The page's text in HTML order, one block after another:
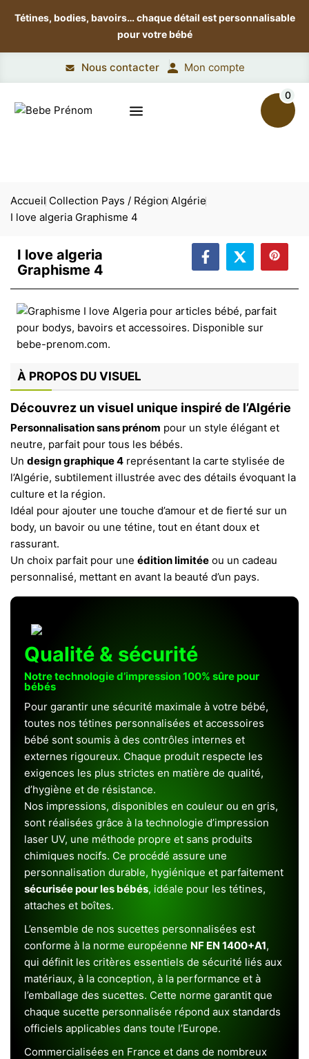
Tétines, bodies, bavoirs…chaque détail est personnalisable
pour votre bébé
Nous contacter Mon compte
0
Accueil Collection Pays / Région Algérie
I love algeria Graphisme 4
I love algeria
Graphisme 4
À PROPOS DU VISUEL
Découvrez un visuel unique inspiré de l’Algérie
Personnalisation sans prénom pour un style élégant et
neutre, parfait pour tous les bébés.
Un design graphique 4 représentant la carte stylisée de
l’Algérie, subtilement illustrée avec des détails évoquant la
culture et la région.
Idéal pour ajouter une touche d’amour et de fierté sur un
body, un bavoir ou une tétine, tout en étant doux et
rassurant.
Un choix parfait pour une édition limitée ou un cadeau
personnalisé, mettant en avant la beauté d’un pays.
Qualité & sécurité
Notre technologie d’impression 100% sûre pour
bébés
Pour garantir une sécurité maximale à votre bébé,
toutes nos tétines personnalisées et accessoires
bébé sont soumis à des contrôles internes et
externes rigoureux. Chaque produit respecte les
exigences les plus strictes en matière de qualité,
d’hygiène et de résistance.
Nos impressions, disponibles en couleur ou en gris,
sont réalisées grâce à la technologie d’impression
laser UV, une méthode propre et sans produits
chimiques nocifs. Ce procédé assure une
personnalisation durable, hygiénique et parfaitement
sécurisée pour les bébés, idéale pour les tétines,
attaches et boîtes.
L’ensemble de nos sucettes personnalisées est
conforme à la norme européenne NF EN 1400+A1,
qui définit les critères essentiels de sécurité liés aux
matériaux, à la conception, à la performance et à
l’emballage des sucettes. Cette norme garantit que
chaque sucette personnalisée répond aux standards
officiels applicables dans toute l’Europe.
Commercialisées en France et dans de nombreux